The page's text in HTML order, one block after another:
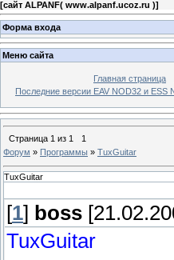
[сайт ALPANF( www.alpanf.ucoz.ru )]
Форма входа
Меню сайта
Главная страница
Последние версии EAV NOD32 и ESS
Страница 1 из 1
1
Форум » Программы » TuxGuitar
TuxGuitar
[1] boss
TuxGuitar